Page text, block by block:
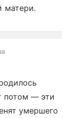
матери.
потом — эти
умершего